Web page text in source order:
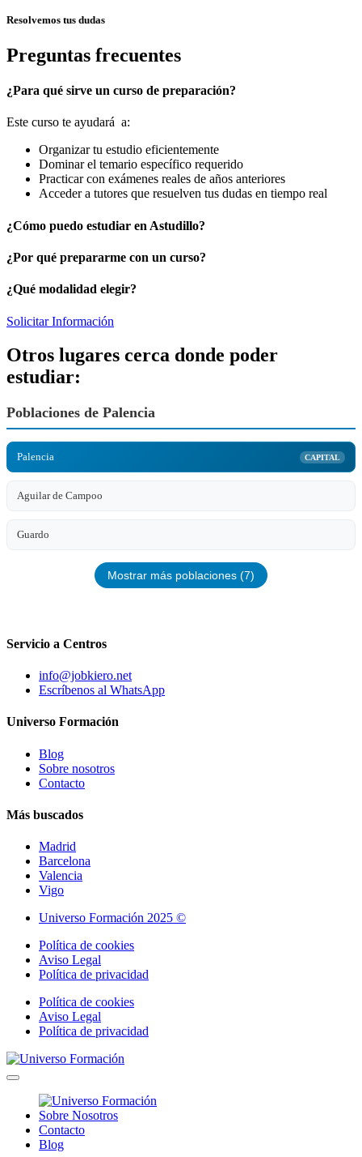
Resolvemos tus dudas
Preguntas frecuentes
¿Para qué sirve un curso de preparación?
Este curso te ayudará a:
Organizar tu estudio eficientemente
Dominar el temario específico requerido
Practicar con exámenes reales de años anteriores
Acceder a tutores que resuelven tus dudas en tiempo real
¿Cómo puedo estudiar en Astudillo?
¿Por qué prepararme con un curso?
¿Qué modalidad elegir?
Solicitar Información
Otros lugares cerca donde poder
estudiar:
Poblaciones de Palencia
Palencia CAPITAL
Aguilar de Campoo
Guardo
Mostrar más poblaciones (7)
Servicio a Centros
info@jobkiero.net
Escríbenos al WhatsApp
Universo Formación
Blog
Sobre nosotros
Contacto
Más buscados
Madrid
Barcelona
Valencia
Vigo
Universo Formación 2025 ©
Política de cookies
Aviso Legal
Política de privacidad
Política de cookies
Aviso Legal
Política de privacidad
Sobre Nosotros
Contacto
Blog